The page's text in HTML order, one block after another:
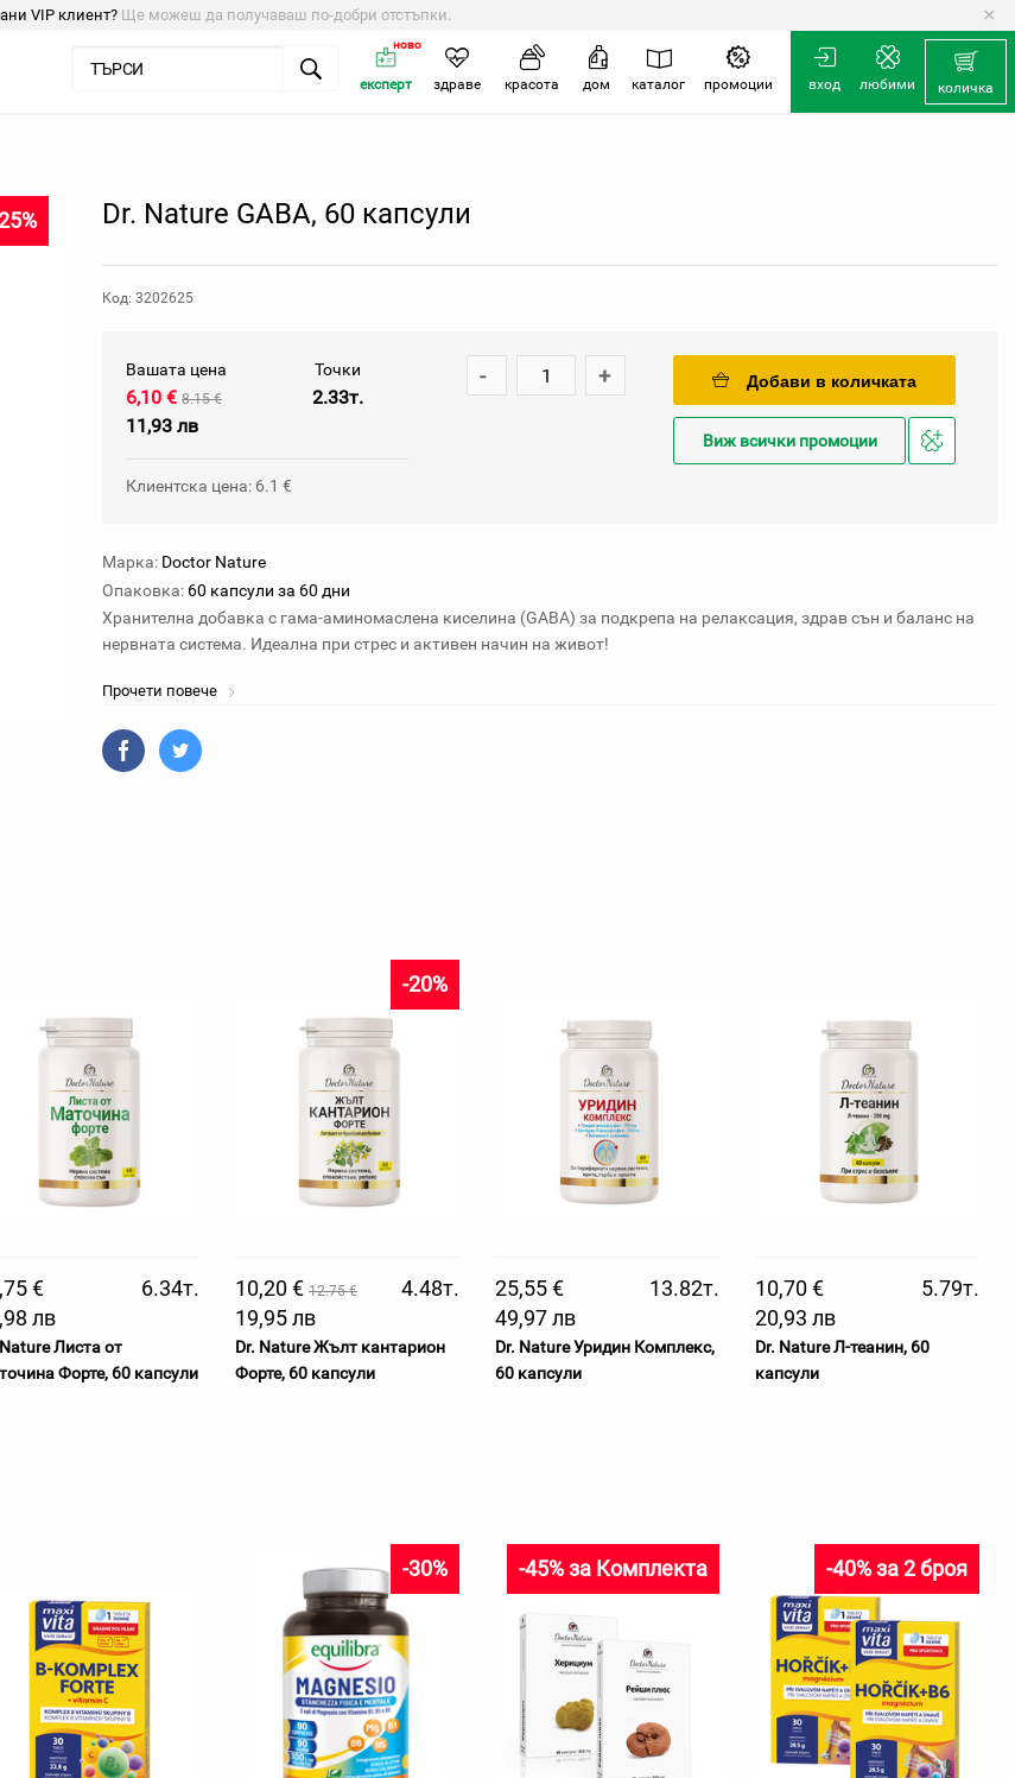
VIP клиент? Ще можеш да получаваш по-добри отстъпки. ×
вход любими количка
експерт
ново
здраве красота дом каталог промоции
Dr. Nature GABA, 60 капсули
Код: 3202625
Вашата цена
6,10 € 8.15 €
11,93 лв
Точки
2.33т.
Клиентска цена: 6.1 €
- + Добави в количката
Виж всички промоции
Добави
Марка: Doctor Nature
Опаковка: 60 капсули за 60 дни
Хранителна добавка с гама-аминомаслена киселина (GABA) за подкрепа на релаксация, здрав сън и баланс на
нервната система. Идеална при стрес и активен начин на живот!
Прочети повече
€
6.34т.
лв
Листа от
Форте, 60 капсули
10,20 € 12.75 €
-20%
4.48т.
19,95 лв
Dr. Nature Жълт кантарион
Форте, 60 капсули
25,55 €
13.82т.
49,97 лв
Dr. Nature Уридин Комплекс,
60 капсули
10,70 €
5.79т.
20,93 лв
Dr. Nature Л-теанин, 60
капсули
-30% -45% за Комплекта -40% за 2 броя